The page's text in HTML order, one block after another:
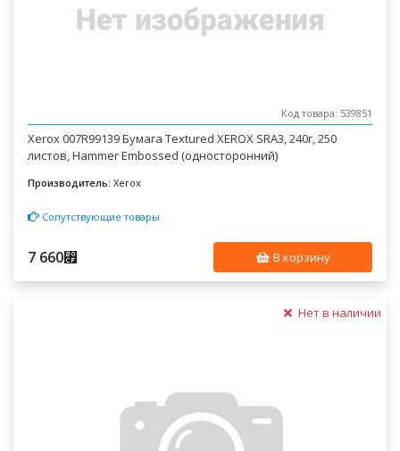
Код товара: 539851
Xerox 007R99139 Бумага Textured XEROX SRA3, 240г, 250
листов, Hammer Embossed (односторонний)
Производитель: Xerox
Сопутствующие товары
7 660⃏ В корзину
Нет в наличии